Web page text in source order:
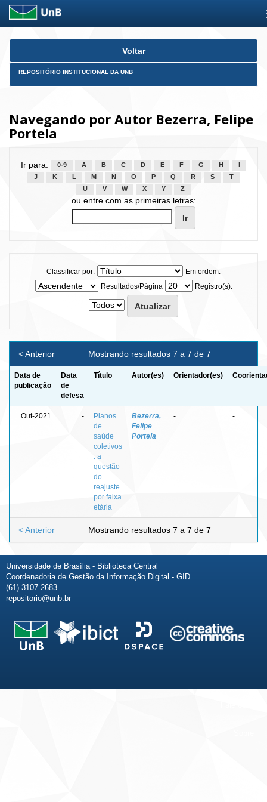
Skip
Voltar
REPOSITÓRIO INSTITUCIONAL DA UNB
Navegando por Autor Bezerra, Felipe
Portela
Ir para: 0-9 A B C D E F G H
J
K L M N O P Q R S
T
U
V W X Y Z
ou entre com as primeiras letras:
Classificar por:
Em ordem:
Resultados/Página
Registro(s):
Mostrando resultados 7 a 7 de 7
< Anterior
Data de
publicação
Data
de
defesa
Título Autor(es) Orientador(es)
Out-2021 -
Planos
de
saúde
coletivos
: a
questão
do
reajuste
por faixa
etária
Bezerra,
Felipe
Portela
- -
Mostrando resultados 7 a 7 de 7
< Anterior
Universidade de Brasília - Biblioteca Central
Coordenadoria de Gestão da Informação Digital - GID
(61) 3107-2683
repositorio@unb.br